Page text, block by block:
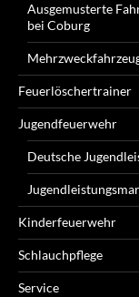
Ausgemusterte
bei Coburg
Feuerlöschertrainer
Jugendfeuerwehr
Deutsche
Kinderfeuerwehr
Schlauchpflege
Service